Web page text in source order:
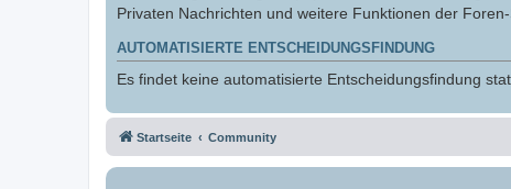
Privaten Nachrichten und weitere Funktionen der
AUTOMATISIERTE ENTSCHEIDUNGSFINDUNG
Es findet keine automatisierte Entscheidungsfindung
Startseite Community